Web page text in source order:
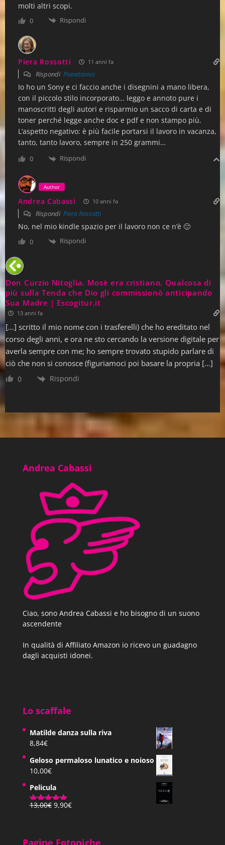
molti altri scopi.
0 Rispondi
Piera Rossotti 11 anni fa
Rispondi Pianetavivo
Io ho un Sony e ci faccio anche i disegnini a mano libera,
con il piccolo stilo incorporato… leggo e annoto pure i
manoscritti degli autori e risparmio un sacco di carta e di
toner perché legge anche doc e pdf e non stampo più.
L’aspetto negativo: è più facile portarsi il lavoro in vacanza,
tanto, tanto lavoro, sempre in 250 grammi…
0 Rispondi
Author
Andrea Cabassi 10 anni fa
Rispondi Piera Rossotti
No, nel mio kindle spazio per il lavoro non ce n’è 🙂
0 Rispondi
Don Curzio Nitoglia. Mosè era cristiano. Qualcosa di
più sulla Tenda che Dio gli commissionò anticipando
Sua Madre | Escogitur.it
13 anni fa
[…] scritto il mio nome con i trasferelli) che ho ereditato nel
corso degli anni, e ora ne sto cercando la versione digitale per
averla sempre con me; ho sempre trovato stupido parlare di
ciò che non si conosce (figuriamoci poi basare la propria […]
0 Rispondi
Andrea Cabassi
Ciao, sono Andrea Cabassi e ho bisogno di un suono
ascendente
In qualità di Affiliato Amazon io ricevo un guadagno
dagli acquisti idonei.
Lo scaffale
Matilde danza sulla riva
8,84€
Geloso permaloso lunatico e noioso
10,00€
Pelicula
Valutato
13,00€ Il
9,90€Il